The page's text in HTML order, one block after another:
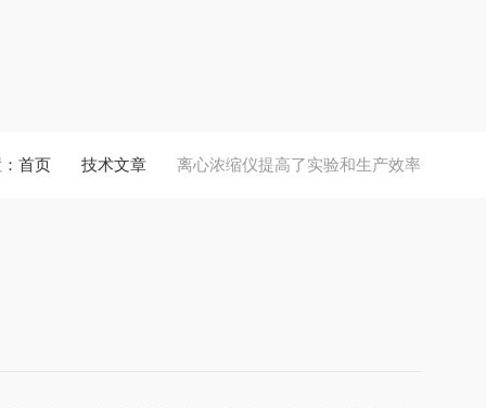
首页 技术文章 离心浓缩仪提高了实验和生产效率